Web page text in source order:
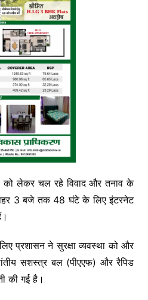
को लेकर चल रहे विवाद और तनाव के
3 बजे तक 48 घंटे के लिए इंटरनेट
प्रशासन ने सुरक्षा व्यवस्था को और
सशस्त्र बल (पीएएफ) और रैपिड
की गई है।